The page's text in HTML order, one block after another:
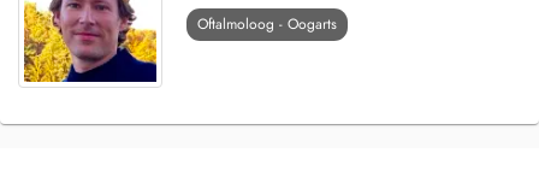
Oftalmoloog - Oogarts